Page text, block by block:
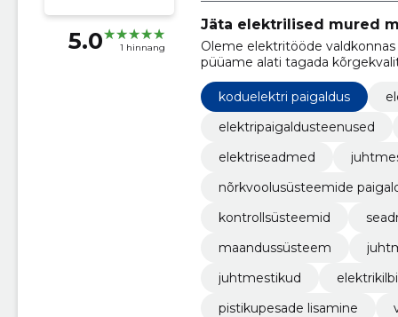
5.0 1 hinnang
Jäta elektrilised mured
Oleme elektritööde
püüame alati tagada
koduelektri paigaldus
elektripaigaldusteenused
elektriseadmed
nõrkvoolusüsteemide
kontrollsüsteemid
maandussüsteem
juhtmestikud
pistikupesade lisamine